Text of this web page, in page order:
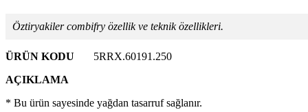
Öztiryakiler combifry özellik ve teknik özellikleri.
ÜRÜN KODU
5RRX.60191.250
AÇIKLAMA
* Bu ürün sayesinde yağdan tasarruf sağlanır.